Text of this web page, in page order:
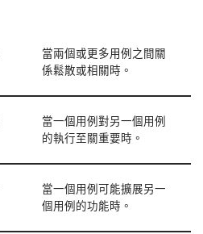
當兩個或更多用例之間關
係鬆散或相關時。
當一個用例對另一個用例
的執行至關重要時。
當一個用例可能擴展另一
個用例的功能時。